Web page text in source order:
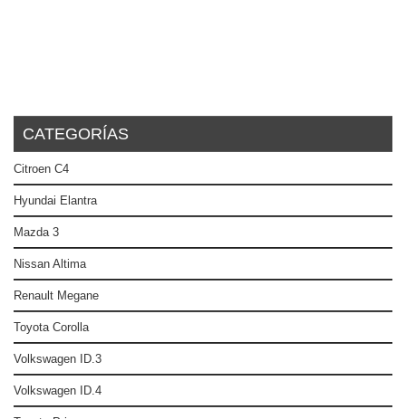
CATEGORÍAS
Citroen C4
Hyundai Elantra
Mazda 3
Nissan Altima
Renault Megane
Toyota Corolla
Volkswagen ID.3
Volkswagen ID.4